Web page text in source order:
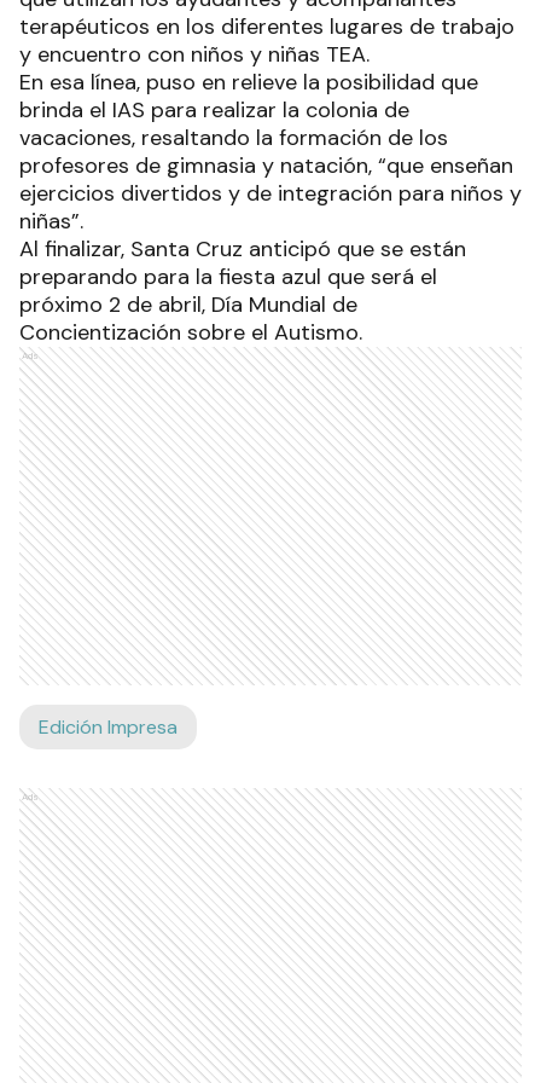
terapéuticos en los diferentes lugares de trabajo
y encuentro con niños y niñas TEA.
En esa línea, puso en relieve la posibilidad que
brinda el IAS para realizar la colonia de
vacaciones, resaltando la formación de los
profesores de gimnasia y natación, “que enseñan
ejercicios divertidos y de integración para niños y
niñas”.
Al finalizar, Santa Cruz anticipó que se están
preparando para la fiesta azul que será el
próximo 2 de abril, Día Mundial de
Concientización sobre el Autismo.
Ads
Edición Impresa
Ads